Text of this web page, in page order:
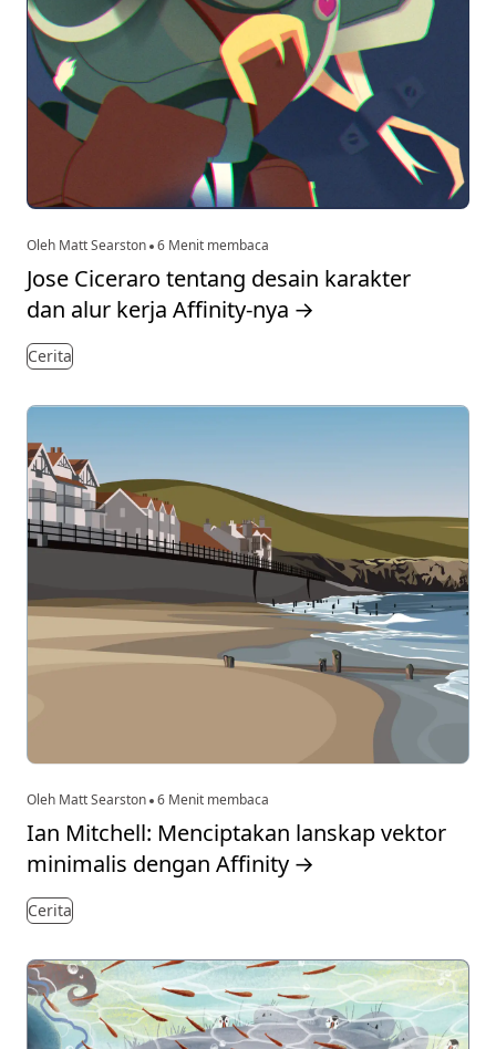
Oleh Matt Searston 6 Menit membaca
Jose Ciceraro tentang desain karakter
dan alur kerja Affinity-nya →
Cerita
Oleh Matt Searston 6 Menit membaca
Ian Mitchell: Menciptakan lanskap vektor
minimalis dengan Affinity →
Cerita